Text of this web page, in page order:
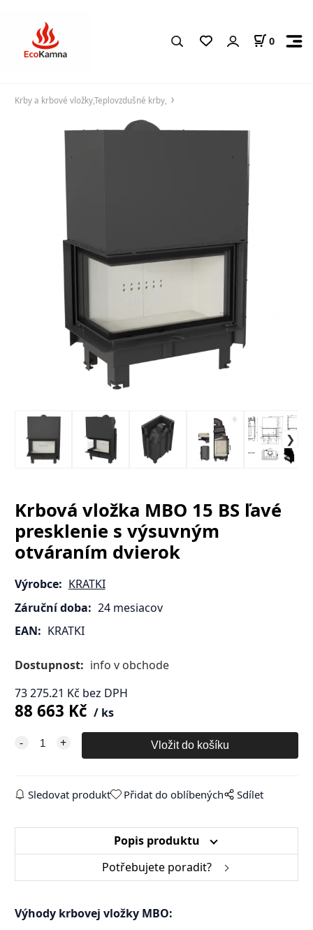
0
Krby a krbové vložky,Teplovzdušné krby,
Krbová vložka MBO 15 BS ľavé
presklenie s výsuvným
otváraním dvierok
Výrobce: KRATKI
Záruční doba: 24 mesiacov
EAN: KRATKI
Dostupnost: info v obchode
73 275.21 Kč bez DPH
88 663 Kč ks
Sledovat produkt Přidat do oblíbených Sdílet
Popis produktu
Potřebujete poradit?
Výhody krbovej vložky MBO: